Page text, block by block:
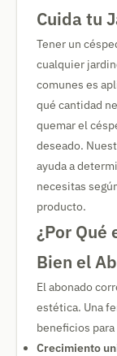
Cuida tu
Tener un
cualquier
comunes es
qué cantidad
quemar el
deseado.
ayuda a
necesitas
producto.
¿Por
Bien el
El abonado
estética. Una
beneficios
Crecimiento